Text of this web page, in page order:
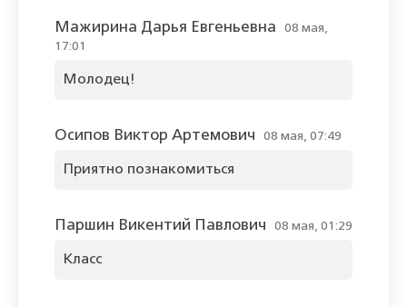
Мажирина Дарья Евгеньевна
08 мая,
17:01
Молодец!
Осипов Виктор Артемович 08 мая, 07:49
Приятно познакомиться
Паршин Викентий Павлович 08 мая, 01:29
Класс